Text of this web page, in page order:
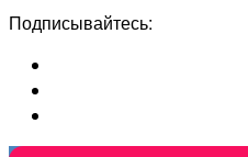
Подписывайтесь: